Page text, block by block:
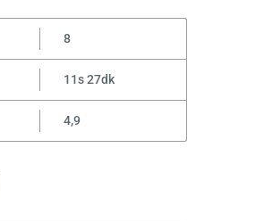
8
11s 27dk
4,9